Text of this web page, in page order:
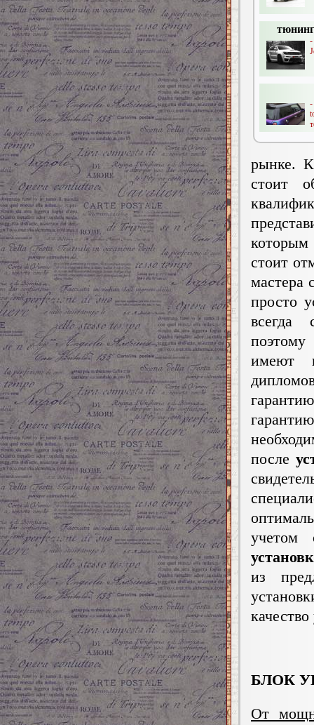
-
рынке.
стоит
стоит
мастера
просто
всегда
имеют
после
учетом
из
БЛОК
От